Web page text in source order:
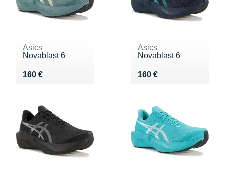
Asics
Novablast 6
160 €
Vendu 160 €
Asics
Novablast 6
160 €
Vendu 160 €